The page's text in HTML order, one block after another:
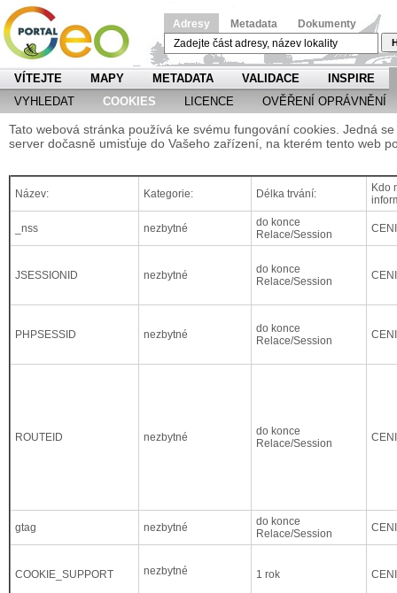
Adresy Metadata Dokumenty
VÍTEJTE MAPY METADATA VALIDACE
INSPIRE
VYHLEDAT
COOKIES LICENCE OVĚŘENÍ OPRÁVNĚNÍ
Tato webová stránka používá ke svému fungování cookies. Jedná
server dočasně umisťuje do Vašeho zařízení, na kterém tento web
Název: Kategorie: Délka trvání:
Kdo
_nss nezbytné
do konce
Relace/Session
JSESSIONID nezbytné
do konce
Relace/Session
PHPSESSID nezbytné
do konce
Relace/Session
ROUTEID nezbytné
do konce
Relace/Session
gtag nezbytné
do konce
Relace/Session
COOKIE_SUPPORT nezbytné 1 rok